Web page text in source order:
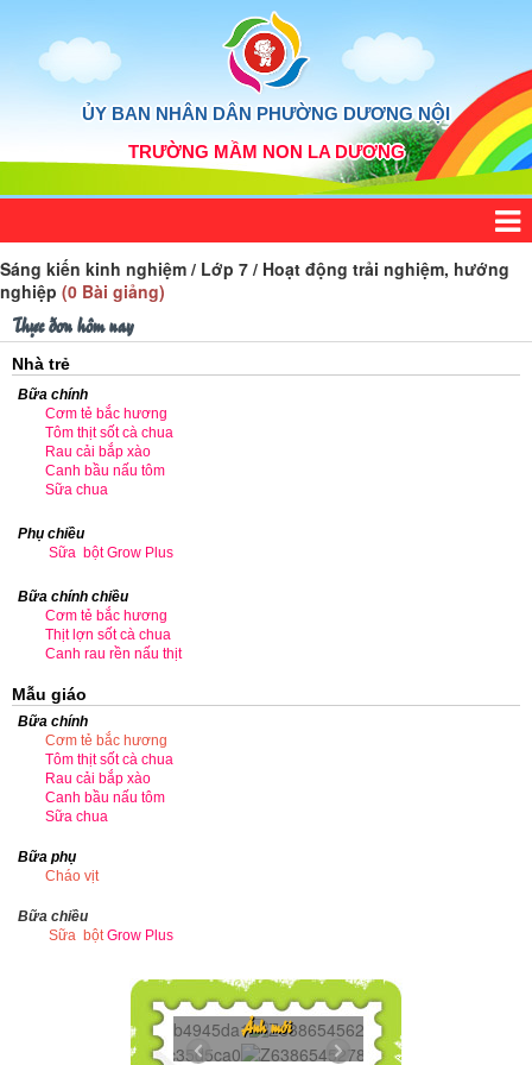
ỦY BAN NHÂN DÂN PHƯỜNG DƯƠNG NỘI
TRƯỜNG MẦM NON LA DƯƠNG
Sáng kiến kinh nghiệm / Lớp 7 / Hoạt động trải nghiệm, hướng
nghiệp (0 Bài giảng)
Thực đơn hôm nay
Nhà trẻ
Bữa chính
Cơm tẻ bắc hương
Tôm thịt sốt cà chua
Rau cải bắp xào
Canh bầu nấu tôm
Sữa chua
Phụ chiều
Sữa bột Grow Plus
Bữa chính chiều
Cơm tẻ bắc hương
Thịt lợn sốt cà chua
Canh rau rền nấu thịt
Mẫu giáo
Bữa chính
Cơm tẻ bắc hương
Tôm thịt sốt cà chua
Rau cải bắp xào
Canh bầu nấu tôm
Sữa chua
Bữa phụ
Cháo vịt
Bữa chiều
Sữa bộtGrow Plus
Z6386545625272...
Z6386545278606...
Ảnh mới